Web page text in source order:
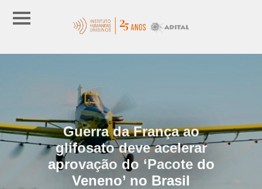
Guerra da França ao
glifosato deve acelerar
aprovação do ‘Pacote do
Veneno’ no Brasil